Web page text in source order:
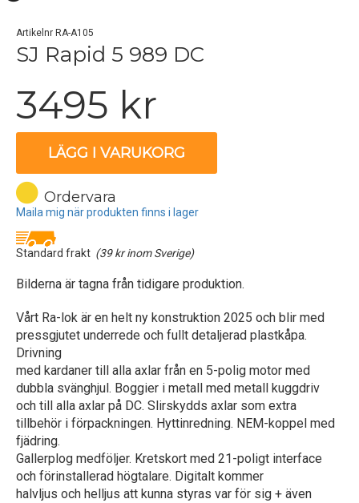
Artikelnr RA-A105
SJ Rapid 5 989 DC
3495 kr
LÄGG I VARUKORG
Ordervara
Maila mig när produkten finns i lager
Standard frakt (39 kr inom Sverige)
Bilderna är tagna från tidigare produktion.
Vårt Ra-lok är en helt ny konstruktion 2025 och blir med
pressgjutet underrede och fullt detaljerad plastkåpa.
Drivning
med kardaner till alla axlar från en 5-polig motor med
dubbla svänghjul. Boggier i metall med metall kuggdriv
och till alla axlar på DC. Slirskydds axlar som extra
tillbehör i förpackningen. Hyttinredning. NEM-koppel med
fjädring.
Gallerplog medföljer. Kretskort med 21-poligt interface
och förinstallerad högtalare. Digitalt kommer
halvljus och helljus att kunna styras var för sig + även